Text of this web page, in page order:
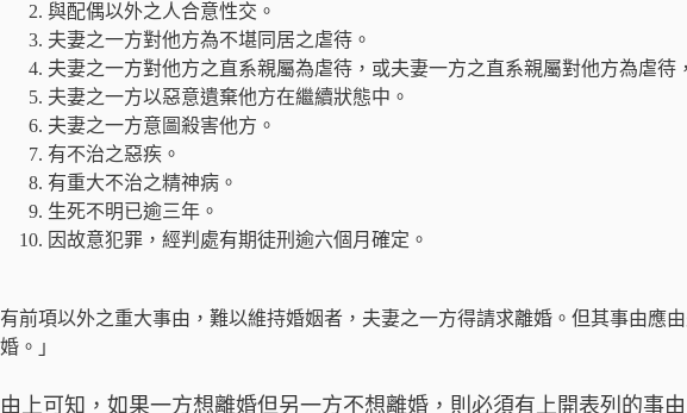
與配偶以外之人合意性交。
夫妻之一方對他方為不堪同居之虐待。
夫妻之一方對他方之直系親屬為虐待，或夫妻一方之直系親屬對他方為虐待
夫妻之一方以惡意遺棄他方在繼續狀態中。
夫妻之一方意圖殺害他方。
有不治之惡疾。
有重大不治之精神病。
生死不明已逾三年。
因故意犯罪，經判處有期徒刑逾六個月確定。
有前項以外之重大事由，難以維持婚姻者，夫妻之一方得請求離婚。但其事由應
婚。」
由上可知，如果一方想離婚但另一方不想離婚，則必須有上開表列的事